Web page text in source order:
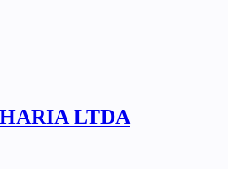
LTDA